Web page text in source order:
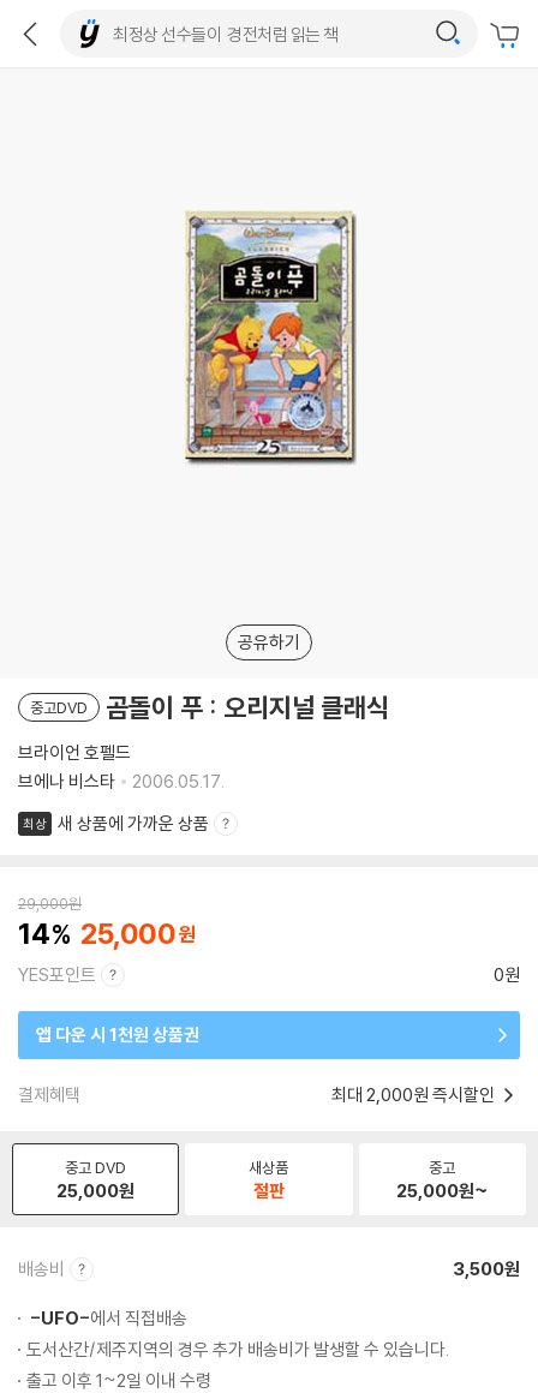
공유하기
중고DVD 곰돌이 푸 : 오리지널 클래식
브라이언 호펠드
브에나 비스타
2006.05.17.
최상 새 상품에 가까운 상품
29,000원
14 25,000
YES포인트 0원
앱 다운 시 1천원 상품권
결제혜택 최대 2,000원 즉시할인
중고 DVD
25,000원
새상품
절판
중고
25,000원~
배송비 3,500원
-UFO-에서 직접배송
도서산간/제주지역의 경우 추가 배송비가 발생할 수 있습니다.
출고 이후 1~2일 이내 수령